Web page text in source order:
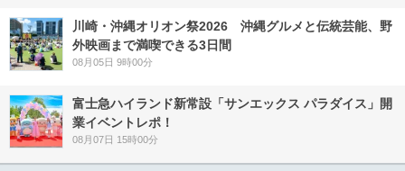
川崎・沖縄オリオン祭2026 沖縄グルメと伝統芸能、野
外映画まで満喫できる3日間
08月05日 9時00分
富士急ハイランド新常設「サンエックス パラダイス」開
業イベントレポ！
08月07日 15時00分